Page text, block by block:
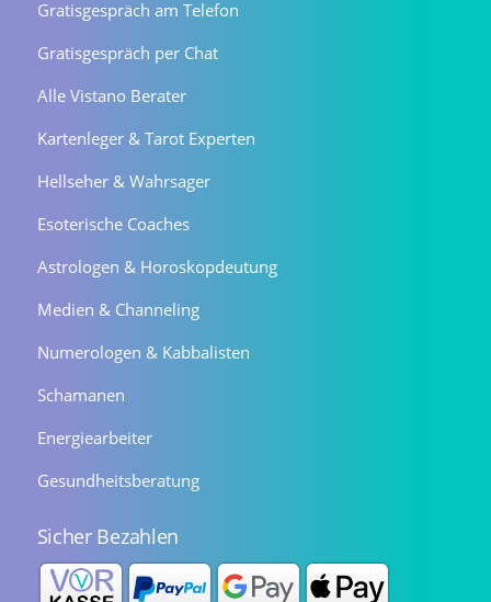
Gratisgespräch am Telefon
Gratisgespräch per Chat
Alle Vistano Berater
Kartenleger & Tarot Experten
Hellseher & Wahrsager
Esoterische Coaches
Astrologen & Horoskopdeutung
Medien & Channeling
Numerologen & Kabbalisten
Schamanen
Energiearbeiter
Gesundheitsberatung
Sicher Bezahlen